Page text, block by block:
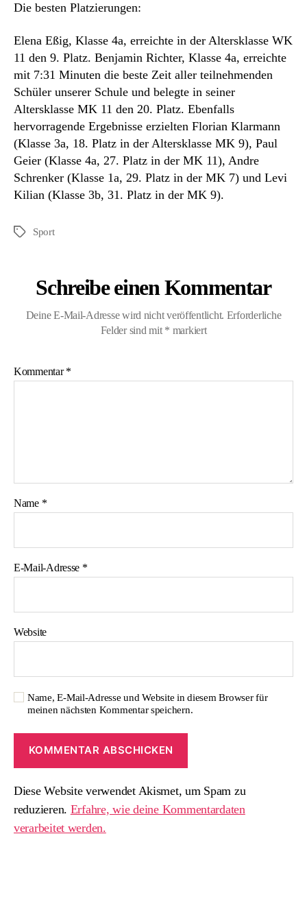
Die besten Platzierungen:
Elena Eßig, Klasse 4a, erreichte in der Altersklasse WK
11 den 9. Platz. Benjamin Richter, Klasse 4a, erreichte
mit 7:31 Minuten die beste Zeit aller teilnehmenden
Schüler unserer Schule und belegte in seiner
Altersklasse MK 11 den 20. Platz. Ebenfalls
hervorragende Ergebnisse erzielten Florian Klarmann
(Klasse 3a, 18. Platz in der Altersklasse MK 9), Paul
Geier (Klasse 4a, 27. Platz in der MK 11), Andre
Schrenker (Klasse 1a, 29. Platz in der MK 7) und Levi
Kilian (Klasse 3b, 31. Platz in der MK 9).
Schlagwörter
Sport
Schreibe einen Kommentar
Deine E-Mail-Adresse wird nicht veröffentlicht. Erforderliche
Felder sind mit * markiert
Kommentar*
Name *
E-Mail-Adresse *
Website
Name, E-Mail-Adresse und Website in diesem Browser für
meinen nächsten Kommentar speichern.
Diese Website verwendet Akismet, um Spam zu
reduzieren. Erfahre, wie deine Kommentardaten
verarbeitet werden.